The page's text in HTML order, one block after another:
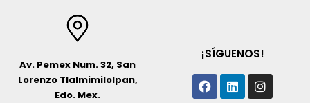
Av. Pemex Num. 32, San
Lorenzo Tlalmimilolpan,
Edo. Mex.
¡SÍGUENOS!
Facebook
Linkedin